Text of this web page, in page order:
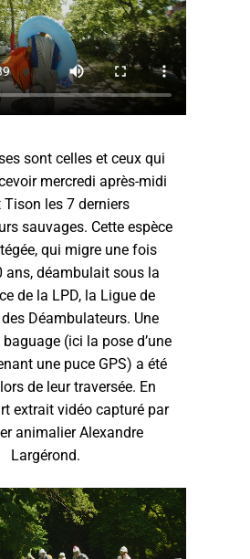
sont celles et ceux qui
mercredi après-midi
Tison les 7 derniers
sauvages. Cette espèce
qui migre une fois
ans, déambulait sous la
de la LPD, la Ligue de
Déambulateurs. Une
(ici la pose d’une
une puce GPS) a été
de leur traversée. En
extrait vidéo capturé par
animalier Alexandre
Largérond.